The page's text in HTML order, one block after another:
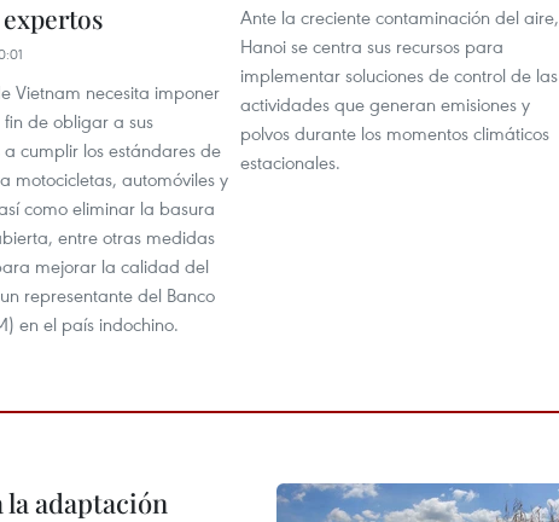
Vietnam necesita imponer
fin de obligar a sus
cumplir los estándares de
motocicletas, automóviles y
como eliminar la basura
entre otras medidas
mejorar la calidad del
representante del Banco
en el país indochino.
Ante la creciente contaminación del aire,
Hanoi se centra sus recursos para
implementar soluciones de control de las
actividades que generan emisiones y
polvos durante los momentos climáticos
estacionales.
adaptación